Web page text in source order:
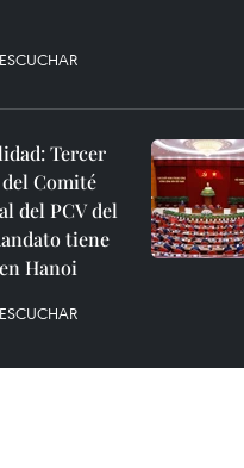
ESCUCHAR
Tercer
Comité
del PCV del
tiene
Hanoi
ESCUCHAR